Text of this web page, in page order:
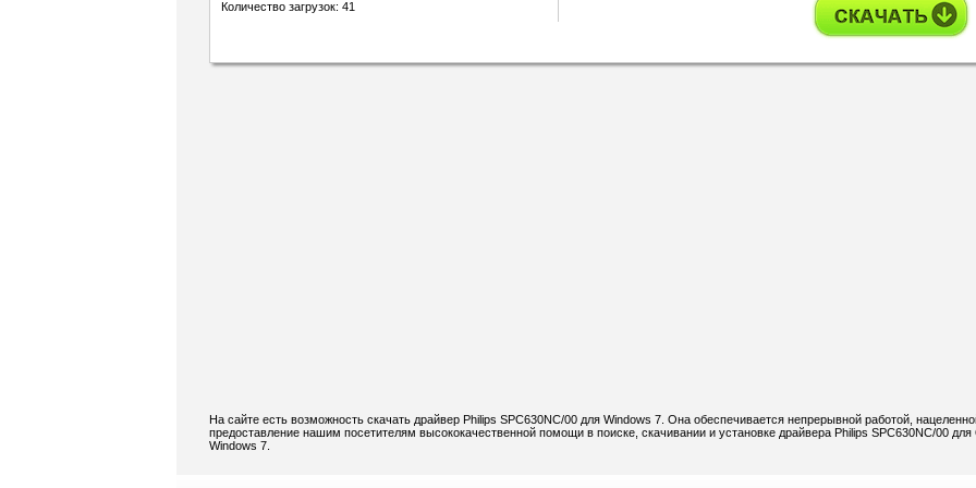
Количество загрузок: 41
На сайте есть возможность скачать драйвер Philips SPC630NC/00 для Windows 7. Она обеспечивается непрерывной работой,
предоставление нашим посетителям высококачественной помощи в поиске, скачивании и установке драйвера Philips SPC630NC/00
Windows 7.